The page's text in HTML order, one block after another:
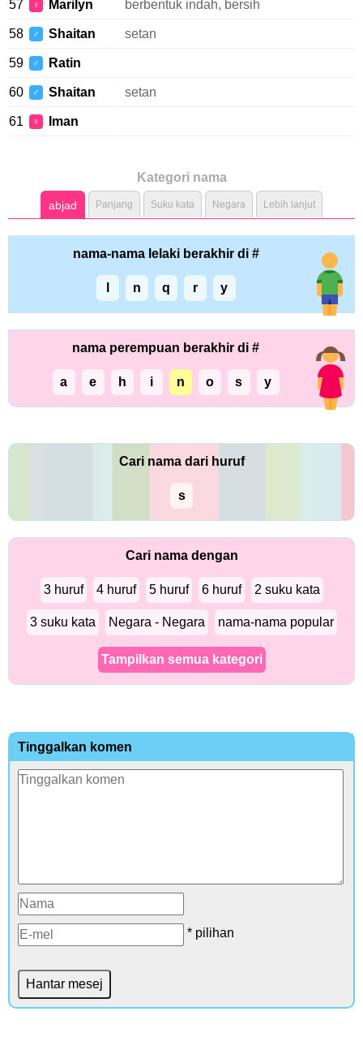
57 ♀ Marilyn berbentuk indah, bersih
58 ♂ Shaitan setan
59 ♂ Ratin
60 ♂ Shaitan setan
61 ♀ Iman
Kategori nama
abjad Panjang Suku kata Negara Lebih lanjut
nama-nama lelaki berakhir di #
n q r y
nama perempuan berakhir di #
a e h i n o s y
Cari nama dari huruf
s
Cari nama dengan
3 huruf 4 huruf 5 huruf 6 huruf 2 suku kata
3 suku kata Negara - Negara nama-nama popular
Tampilkan semua kategori
Tinggalkan komen
* pilihan